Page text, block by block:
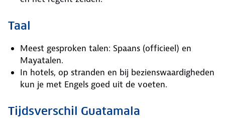
Taal
Meest gesproken talen: Spaans (officieel) en
Mayatalen.
In hotels, op stranden en bij bezienswaardigheden
kun je met Engels goed uit de voeten.
Tijdsverschil Guatamala